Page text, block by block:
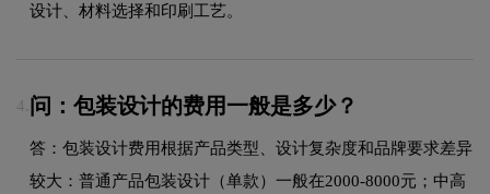
设计、材料选择和印刷工艺。
4. 问：包装设计的费用一般是多少？
答：包装设计费用根据产品类型、设计复杂度和品牌要求差异
较大：普通产品包装设计（单款）一般在2000-8000元；中高